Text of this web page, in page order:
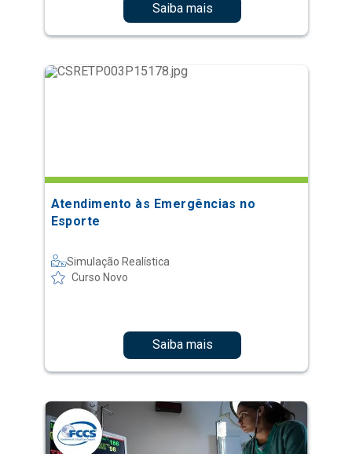
Saiba mais
Atendimento às Emergências no
Esporte
Simulação Realística
Curso Novo
Saiba mais